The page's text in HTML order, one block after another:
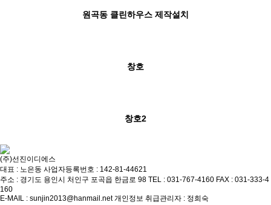
원곡동 클린하우스 제작설치
창호
창호2
(주)선진이디에스
대표 : 노은동 사업자등록번호 : 142-81-44621
주소 : 경기도 용인시 처인구 포곡읍 한금로 98 TEL : 031-767-4160 FAX : 031-333-4
160
E-MAIL : sunjin2013@hanmail.net 개인정보 취급관리자 : 정희숙